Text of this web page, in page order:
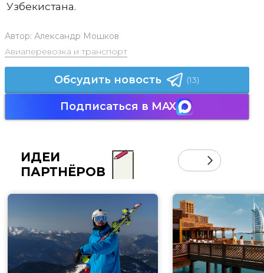
Узбекистана.
Автор: Александр Мошков
Авиаперевозка и транспорт
Обсудить новость (13)
Подписаться в MAX
ИДЕИ
ПАРТНЁРОВ